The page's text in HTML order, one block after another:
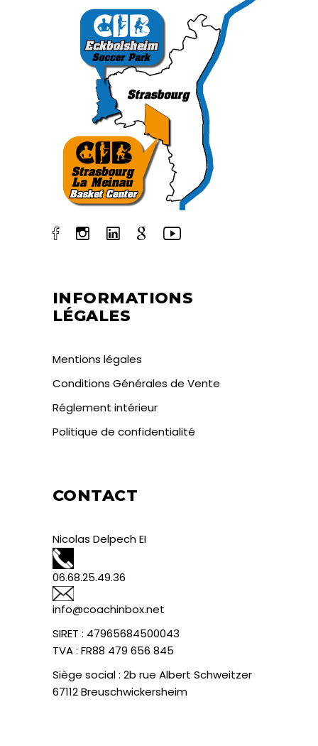
INFORMATIONS
LÉGALES
Mentions légales
Conditions Générales de Vente
Réglement intérieur
Politique de confidentialité
CONTACT
Nicolas Delpech EI
06.68.25.49.36
info@coachinbox.net
SIRET : 47965684500043
TVA : FR88 479 656 845
Siège social : 2b rue Albert Schweitzer
67112 Breuschwickersheim